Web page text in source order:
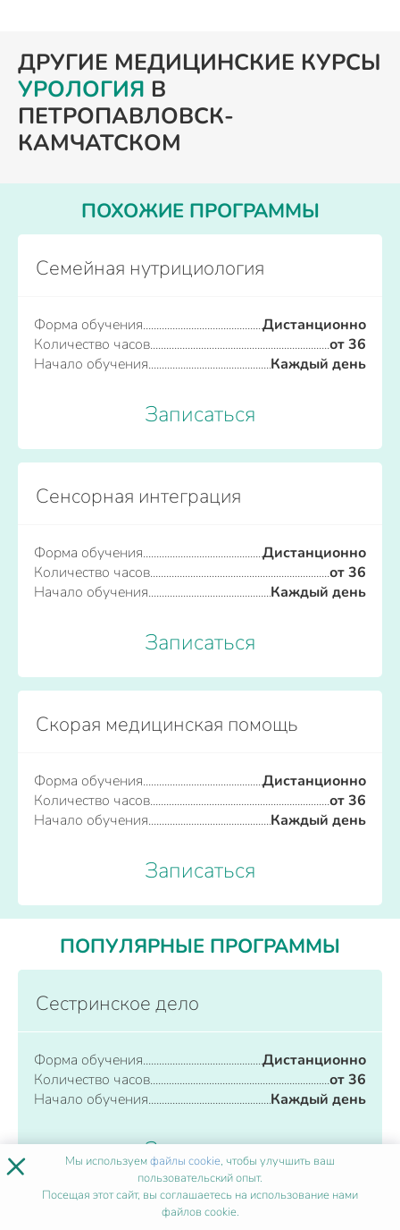
ДРУГИЕ МЕДИЦИНСКИЕ КУРСЫ
УРОЛОГИЯ В
ПЕТРОПАВЛОВСК-
КАМЧАТСКОМ
ПОХОЖИЕ ПРОГРАММЫ
Семейная нутрициология
Форма обучения
Дистанционно
Количество часов
от 36
Начало обучения
Каждый день
Записаться
Сенсорная интеграция
Форма обучения
Дистанционно
Количество часов
от 36
Начало обучения
Каждый день
Записаться
Скорая медицинская помощь
Форма обучения
Дистанционно
Количество часов
от 36
Начало обучения
Каждый день
Записаться
ПОПУЛЯРНЫЕ ПРОГРАММЫ
Сестринское дело
Форма обучения
Дистанционно
Количество часов
от 36
Начало обучения
Каждый день
Записаться
× Мы используемфайлы cookie, чтобы улучшить ваш
пользовательский опыт.
Посещая этот сайт, вы соглашаетесь на использование нами
файлов cookie.